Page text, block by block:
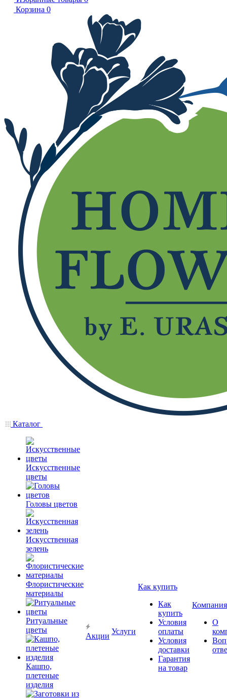
Корзина 0
Каталог
Искусственные
цветы
Головы цветов
Искусственная
зелень
Флористические
материалы
Ритуальные
цветы
Кашпо,
плетеные
изделия
Акции
Услуги
Как купить
Как
купить
Условия
оплаты
Условия
доставки
Гарантия
на товар
Компания
О